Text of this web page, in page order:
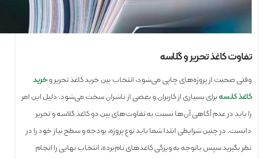
تفاوت کاغذ تحریر و گلاسه
وقتی صحبت از پروژه‌های چاپی می‌شود، انتخاب بین خرید کاغذ تحریر وخرید
کاغذ گلاسهبرای بسیاری از کاربران و بعضی از ناشران سخت می‌شود. دلیل این امر
را باید در عدم آگاهی آن‌ها نسبت به تفاوت‌های بین دو کاغذ گلاسه و تحریر
دانست. در چنین شرایطی ابتدا شما باید نوع پروژه، بودجه و سطح نیاز خود را در
نظر بگیرید سپس باتوجه به ویژگی کاغذهای نام‌برده، انتخاب نهایی را انجام